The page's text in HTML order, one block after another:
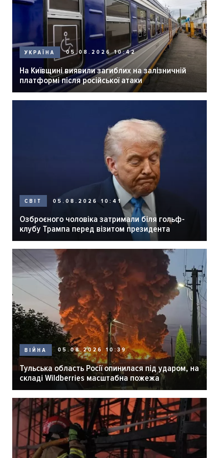
УКРАЇНА 05.08.2026 10:42
На Київщині виявили загиблих на залізничній
платформі після російської атаки
СВІТ 05.08.2026 10:41
Озброєного чоловіка затримали біля гольф-
клубу Трампа перед візитом президента
ВІЙНА 05.08.2026 10:39
Тульська область Росії опинилася під ударом, на
складі Wildberries масштабна пожежа